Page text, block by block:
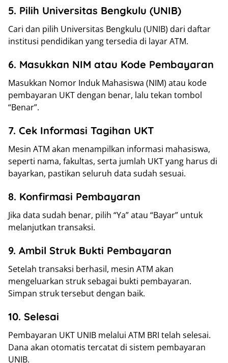
5. Pilih Universitas Bengkulu (UNIB)
Cari dan pilih Universitas Bengkulu (UNIB) dari daftar
institusi pendidikan yang tersedia di layar ATM.
6. Masukkan NIM atau Kode Pembayaran
Masukkan Nomor Induk Mahasiswa (NIM) atau kode
pembayaran UKT dengan benar, lalu tekan tombol
“Benar”.
7. Cek Informasi Tagihan UKT
Mesin ATM akan menampilkan informasi mahasiswa,
seperti nama, fakultas, serta jumlah UKT yang harus di
bayarkan, pastikan seluruh data sudah sesuai.
8. Konfirmasi Pembayaran
Jika data sudah benar, pilih “Ya” atau “Bayar” untuk
melanjutkan transaksi.
9. Ambil Struk Bukti Pembayaran
Setelah transaksi berhasil, mesin ATM akan
mengeluarkan struk sebagai bukti pembayaran.
Simpan struk tersebut dengan baik.
10. Selesai
Pembayaran UKT UNIB melalui ATM BRI telah selesai.
Dana akan otomatis tercatat di sistem pembayaran
UNIB.